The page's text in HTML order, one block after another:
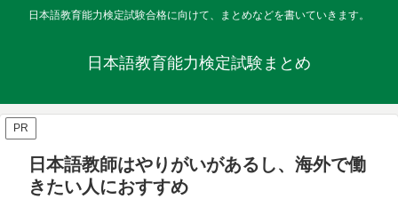
日本語教育能力検定試験合格に向けて、まとめなどを書いていきます。
日本語教育能力検定試験まとめ
PR
日本語教師はやりがいがあるし、海外で働
きたい人におすすめ